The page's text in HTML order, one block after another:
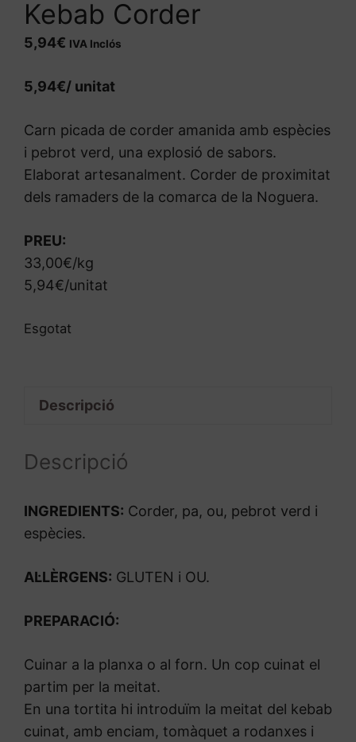
Kebab Corder
5,94€ IVA Inclós
5,94€/ unitat
Carn picada de corder amanida amb espècies
i pebrot verd, una explosió de sabors.
Elaborat artesanalment. Corder de proximitat
dels ramaders de la comarca de la Noguera.
PREU:
33,00€/kg
5,94€/unitat
Esgotat
Descripció
Descripció
INGREDIENTS: Corder, pa, ou, pebrot verd i
espècies.
AL·LÈRGENS: GLUTEN i OU.
PREPARACIÓ:
Cuinar a la planxa o al forn. Un cop cuinat el
partim per la meitat.
En una tortita hi introduïm la meitat del kebab
cuinat, amb enciam, tomàquet a rodanxes i